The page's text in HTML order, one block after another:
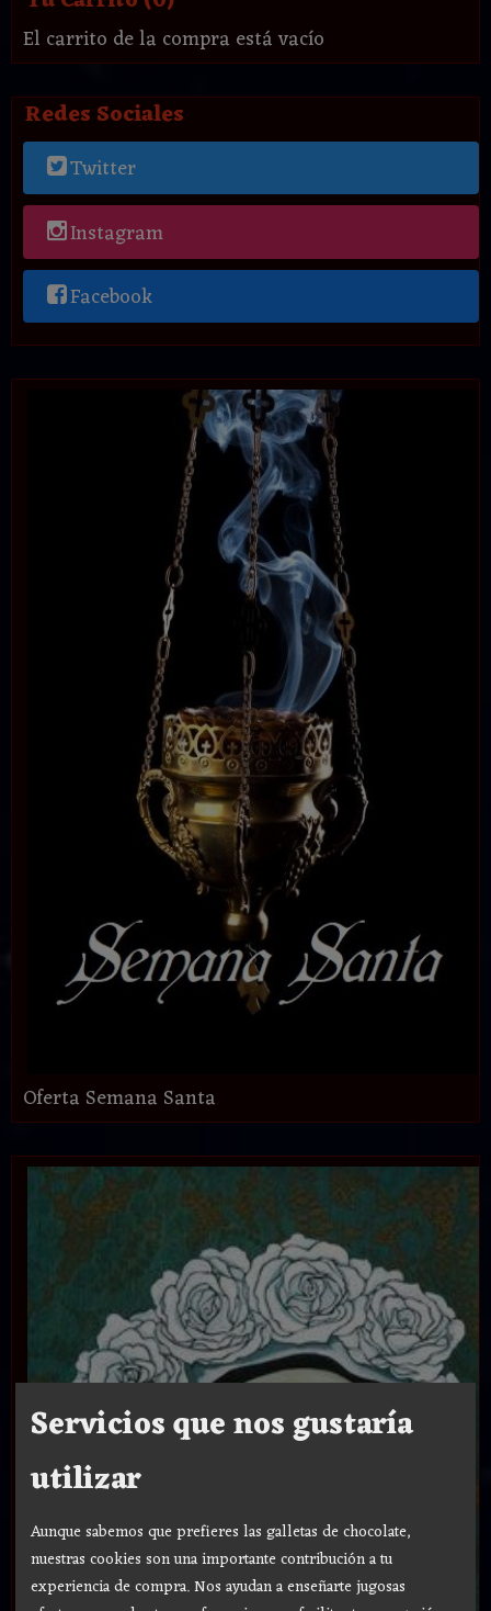
El carrito de la compra está vacío
Redes Sociales
Twitter
Instagram
Facebook
Oferta Semana Santa
Servicios que nos gustaría
utilizar
Aunque sabemos que prefieres las galletas de chocolate,
nuestras cookies son una importante contribución a tu
experiencia de compra. Nos ayudan a enseñarte jugosas